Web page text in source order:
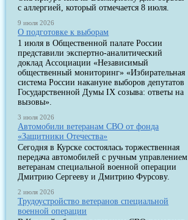
с аллергией, который отмечается 8 июля.
9 июля 2026
О подготовке к выборам
1 июля в Общественной палате России
представили экспертно-аналитический
доклад Ассоциации «Независимый
общественный мониторинг» «Избирательная
система России накануне выборов депутатов
Государственной Думы IX созыва: ответы на
вызовы».
3 июля 2026
Автомобили ветеранам СВО от фонда
«Защитники Отечества»
Сегодня в Курске состоялась торжественная
передача автомобилей с ручным управлением
ветеранам специальной военной операции
Дмитрию Сергееву и Дмитрию Фурсову.
2 июля 2026
Трудоустройство ветеранов специальной
военной операции